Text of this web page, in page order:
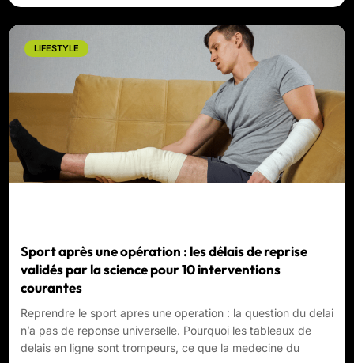
LIFESTYLE
Sport après une opération : les délais de reprise
validés par la science pour 10 interventions
courantes
Reprendre le sport apres une operation : la question du delai
n’a pas de reponse universelle. Pourquoi les tableaux de
delais en ligne sont trompeurs, ce que la medecine du